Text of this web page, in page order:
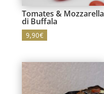
Tomates & Mozzarella
di Buffala
9,90€